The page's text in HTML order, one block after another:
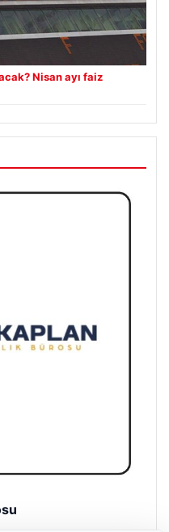
Nisan ayı faiz